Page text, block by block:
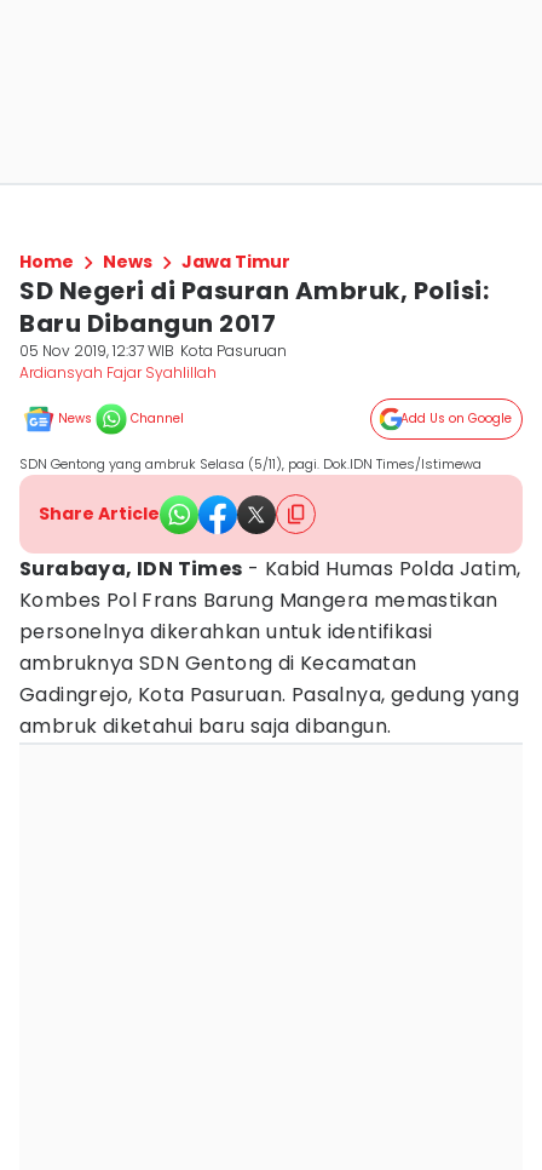
Home News Jawa Timur
SD Negeri di Pasuran Ambruk, Polisi:
Baru Dibangun 2017
05 Nov 2019, 12:37 WIB Kota Pasuruan
Ardiansyah Fajar Syahlillah
News Channel Add Us on Google
SDN Gentong yang ambruk Selasa (5/11), pagi. Dok.IDN Times/Istimewa
Share Article
Surabaya, IDN Times - Kabid Humas Polda Jatim,
Kombes Pol Frans Barung Mangera memastikan
personelnya dikerahkan untuk identifikasi
ambruknya SDN Gentong di Kecamatan
Gadingrejo, Kota Pasuruan. Pasalnya, gedung yang
ambruk diketahui baru saja dibangun.